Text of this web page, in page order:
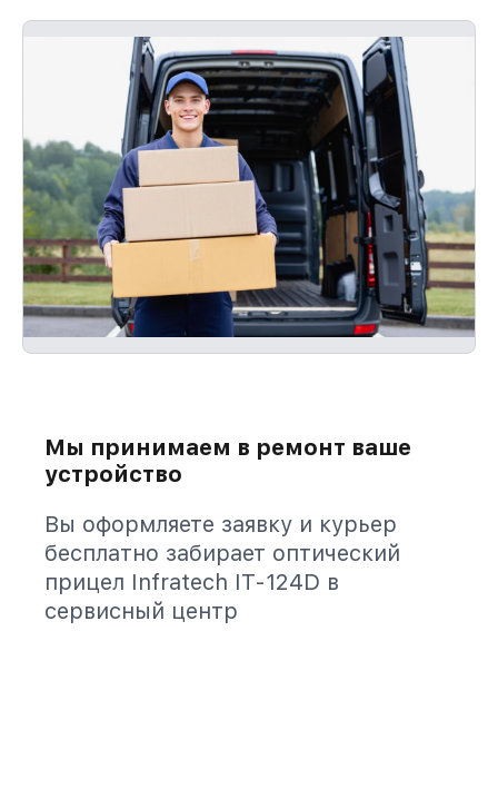
Мы принимаем в ремонт ваше
устройство
Вы оформляете заявку и курьер
бесплатно забирает оптический
прицел Infratech IT-124D в
сервисный центр